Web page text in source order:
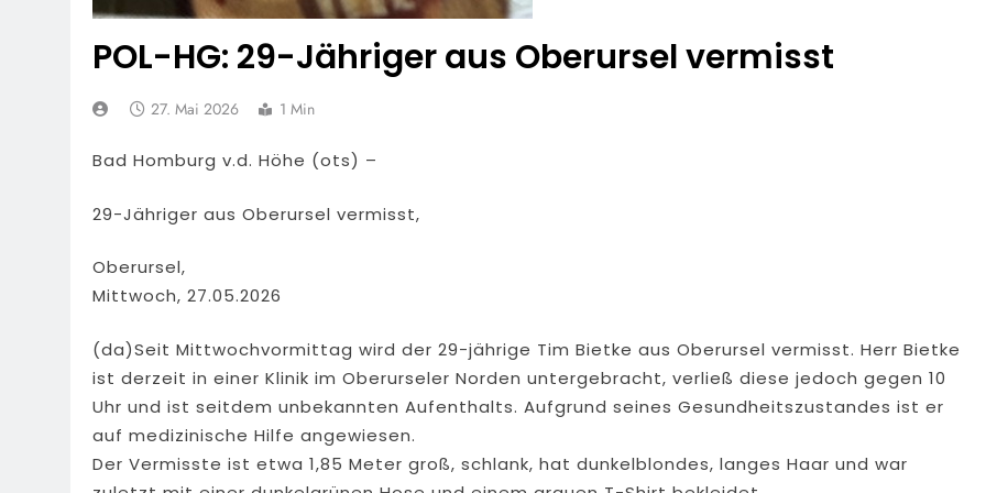
POL-HG: 29-Jähriger aus Oberursel vermisst
27. Mai 2026 1 Min
Bad Homburg v.d. Höhe (ots) –
29-Jähriger aus Oberursel vermisst,
Oberursel,
Mittwoch, 27.05.2026
(da)Seit Mittwochvormittag wird der 29-jährige Tim Bietke aus Oberursel vermisst. Herr Bietke
ist derzeit in einer Klinik im Oberurseler Norden untergebracht, verließ diese jedoch gegen 10
Uhr und ist seitdem unbekannten Aufenthalts. Aufgrund seines Gesundheitszustandes ist er
auf medizinische Hilfe angewiesen.
Der Vermisste ist etwa 1,85 Meter groß, schlank, hat dunkelblondes, langes Haar und war